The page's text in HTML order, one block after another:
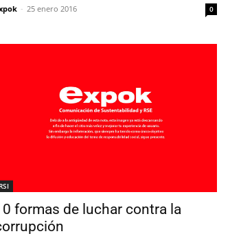
- 25 enero 2016 0
RSI
formas de luchar contra la